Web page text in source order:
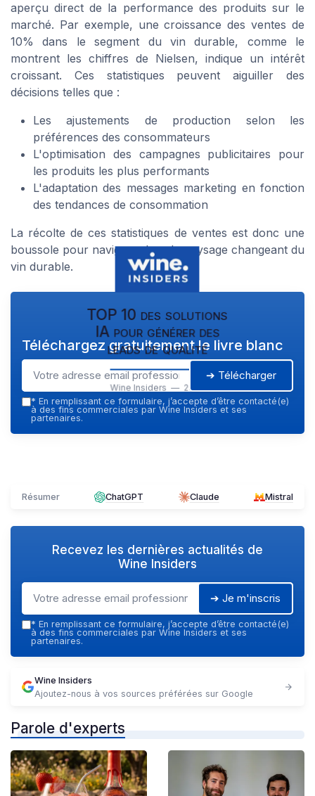
aperçu direct de la performance des produits sur le
marché. Par exemple, une croissance des ventes de
10% dans le segment du vin durable, comme le
montrent les chiffres de Nielsen, indique un intérêt
croissant. Ces statistiques peuvent aiguiller des
décisions telles que :
Les ajustements de production selon les
préférences des consommateurs
L'optimisation des campagnes publicitaires pour
les produits les plus performants
L'adaptation des messages marketing en fonction
des tendances de consommation
La récolte de ces statistiques de ventes est donc une
boussole pour naviguer dans le paysage changeant du
vin durable.
TOP 10 des solutions
IA pour générer des
leads de qualité
Wine Insiders — 2026
Téléchargez gratuitement le livre blanc
➔ Télécharger
* En remplissant ce formulaire, j’accepte d’être contacté(e)
à des fins commerciales par Wine Insiders et ses
partenaires.
Résumer ChatGPT Claude Mistral
Recevez les dernières actualités de
Wine Insiders
➔ Je m'inscris
* En remplissant ce formulaire, j’accepte d’être contacté(e)
à des fins commerciales par Wine Insiders et ses
partenaires.
Wine Insiders
Ajoutez-nous à vos sources préférées sur Google
Parole d'experts